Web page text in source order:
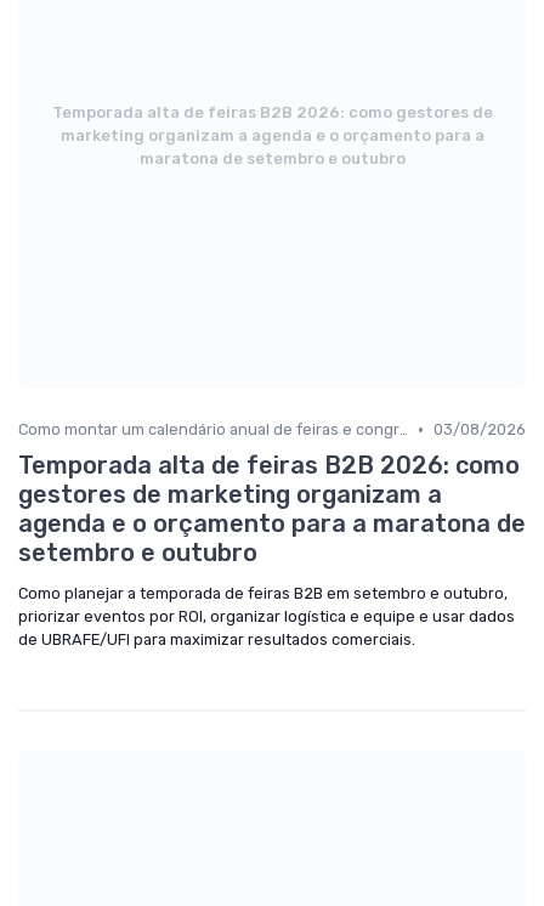
Temporada alta de feiras B2B 2026: como gestores de
marketing organizam a agenda e o orçamento para a
maratona de setembro e outubro
Como montar um calendário anual de feiras e congressos • 03/08/2026
Temporada alta de feiras B2B 2026: como
gestores de marketing organizam a
agenda e o orçamento para a maratona de
setembro e outubro
Como planejar a temporada de feiras B2B em setembro e outubro,
priorizar eventos por ROI, organizar logística e equipe e usar dados
de UBRAFE/UFI para maximizar resultados comerciais.